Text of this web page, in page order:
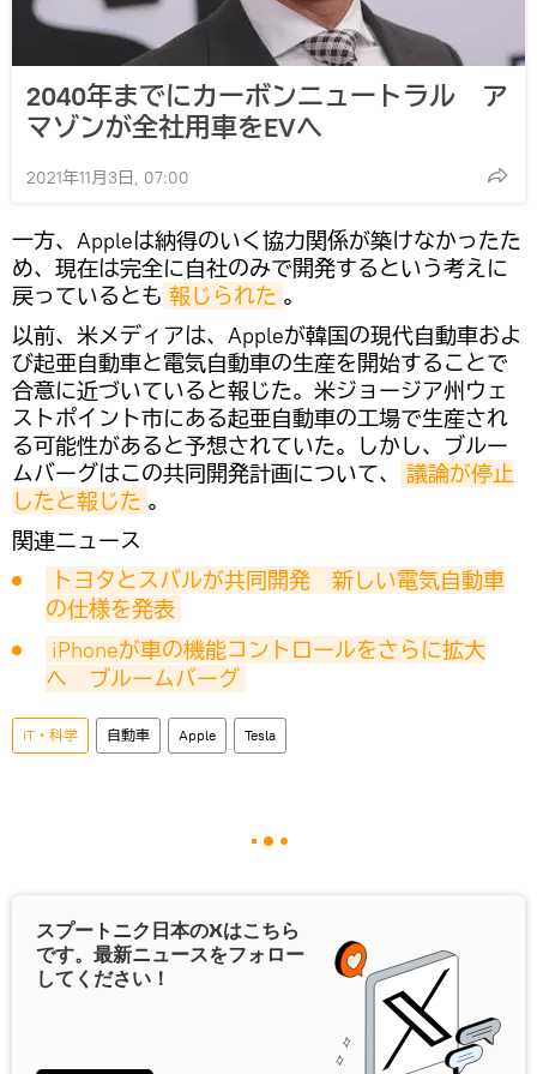
2040年までにカーボンニュートラル ア
マゾンが全社用車をEVへ
2021年11月3日, 07:00
一方、Appleは納得のいく協力関係が築けなかったた
め、現在は完全に自社のみで開発するという考えに
戻っているとも 報じられた 。
以前、米メディアは、Appleが韓国の現代自動車およ
び起亜自動車と電気自動車の生産を開始することで
合意に近づいていると報じた。米ジョージア州ウェ
ストポイント市にある起亜自動車の工場で生産され
る可能性があると予想されていた。しかし、ブルー
ムバーグはこの共同開発計画について、
議論が停止
したと報じた 。
関連ニュース
トヨタとスバルが共同開発　新しい電気自動車
の仕様を発表
iPhoneが車の機能コントロールをさらに拡大
へ　ブルームバーグ
IT・科学 自動車 Apple Tesla
スプートニク日本のXはこちら
です。最新ニュースをフォロー
してください！